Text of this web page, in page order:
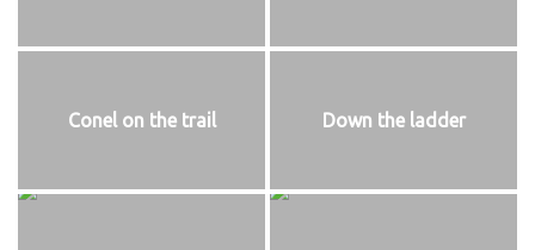
Conel on the trail Down the ladder